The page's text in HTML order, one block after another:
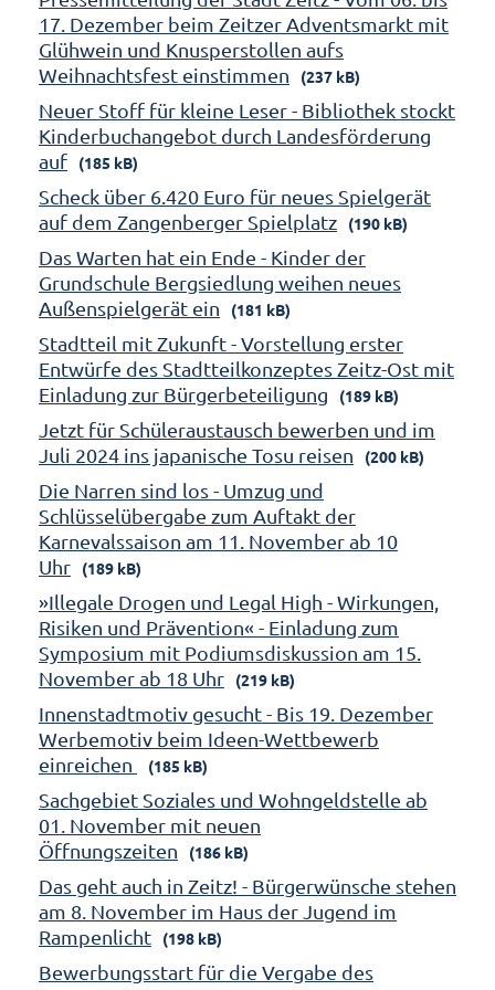
17. Dezember beim Zeitzer Adventsmarkt mit
Glühwein und Knusperstollen aufs
Weihnachtsfest einstimmen
(237 kB)
Neuer Stoff für kleine Leser - Bibliothek stockt
Kinderbuchangebot durch Landesförderung
auf
(185 kB)
Scheck über 6.420 Euro für neues Spielgerät
auf dem Zangenberger Spielplatz
(190 kB)
Das Warten hat ein Ende - Kinder der
Grundschule Bergsiedlung weihen neues
Außenspielgerät ein
(181 kB)
Stadtteil mit Zukunft - Vorstellung erster
Entwürfe des Stadtteilkonzeptes Zeitz-Ost mit
Einladung zur Bürgerbeteiligung
(189 kB)
Jetzt für Schüleraustausch bewerben und im
Juli 2024 ins japanische Tosu reisen
(200 kB)
Die Narren sind los - Umzug und
Schlüsselübergabe zum Auftakt der
Karnevalssaison am 11. November ab 10
Uhr
(189 kB)
»Illegale Drogen und Legal High - Wirkungen,
Risiken und Prävention« - Einladung zum
Symposium mit Podiumsdiskussion am 15.
November ab 18 Uhr
(219 kB)
Innenstadtmotiv gesucht - Bis 19. Dezember
Werbemotiv beim Ideen-Wettbewerb
einreichen
(185 kB)
Sachgebiet Soziales und Wohngeldstelle ab
01. November mit neuen
Öffnungszeiten
(186 kB)
Das geht auch in Zeitz! - Bürgerwünsche stehen
am 8. November im Haus der Jugend im
Rampenlicht
(198 kB)
Bewerbungsstart für die Vergabe des